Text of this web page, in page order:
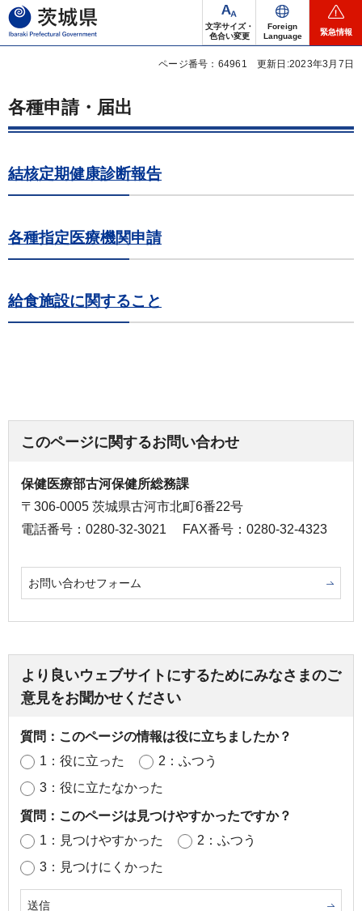
茨城県
文字サイズ・
色合い変更
Foreign
Language
緊急情報
ページ番号：64961 更新日:2023年3月7日
各種申請・届出
結核定期健康診断報告
各種指定医療機関申請
給食施設に関すること
このページに関するお問い合わせ
保健医療部古河保健所総務課
〒306-0005 茨城県古河市北町6番22号
電話番号：0280-32-3021
FAX番号：0280-32-4323
お問い合わせフォーム
より良いウェブサイトにするためにみなさまのご
意見をお聞かせください
質問：このページの情報は役に立ちましたか？
1：役に立った
2：ふつう
3：役に立たなかった
質問：このページは見つけやすかったですか？
1：見つけやすかった
2：ふつう
3：見つけにくかった